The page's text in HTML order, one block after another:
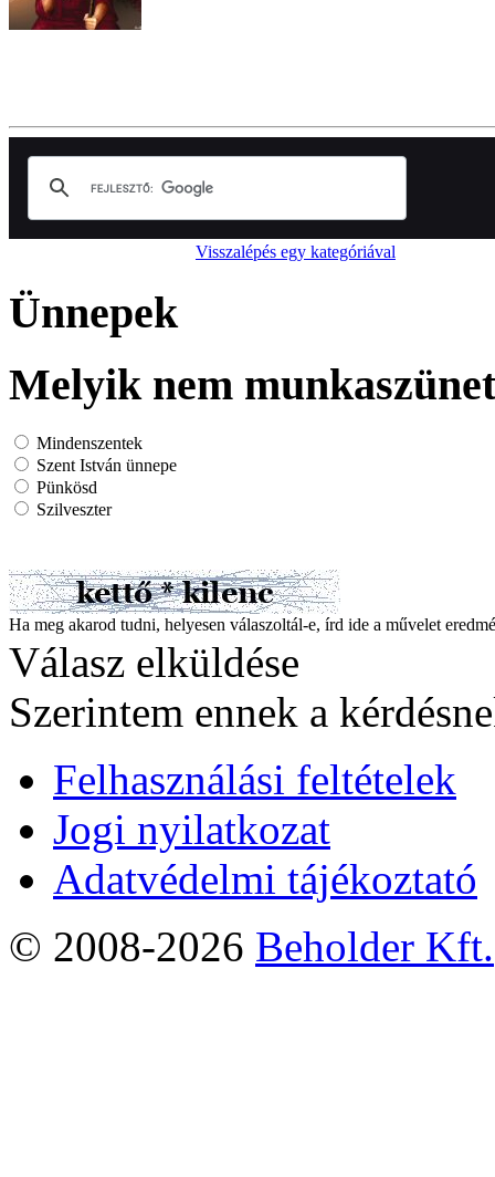
Visszalépés egy kategóriával
Ünnepek
Melyik nem
Mindenszentek
Szent István ünnepe
Pünkösd
Szilveszter
Ha meg akarod tudni, helyesen válaszoltál-e, írd ide a művelet
Válasz elküldése
Szerintem ennek a
Felhasználási feltételek
Jogi nyilatkozat
Adatvédelmi tájékoztató
© 2008-2026 Beholder Kft.